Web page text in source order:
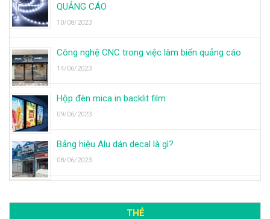
QUẢNG CÁO
10/08/2023
Công nghệ CNC trong việc làm biển quảng cáo
14/06/2023
Hộp đèn mica in backlit film
09/06/2023
Bảng hiệu Alu dán decal là gì?
08/06/2023
THẺ